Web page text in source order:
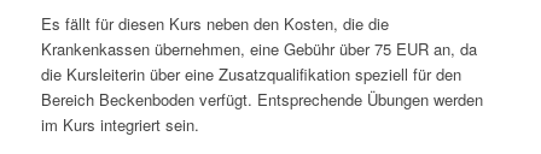
Es fällt für diesen Kurs neben den Kosten, die die
Krankenkassen übernehmen, eine Gebühr über 75 EUR an, da
die Kursleiterin über eine Zusatzqualifikation speziell für den
Bereich Beckenboden verfügt. Entsprechende Übungen werden
im Kurs integriert sein.